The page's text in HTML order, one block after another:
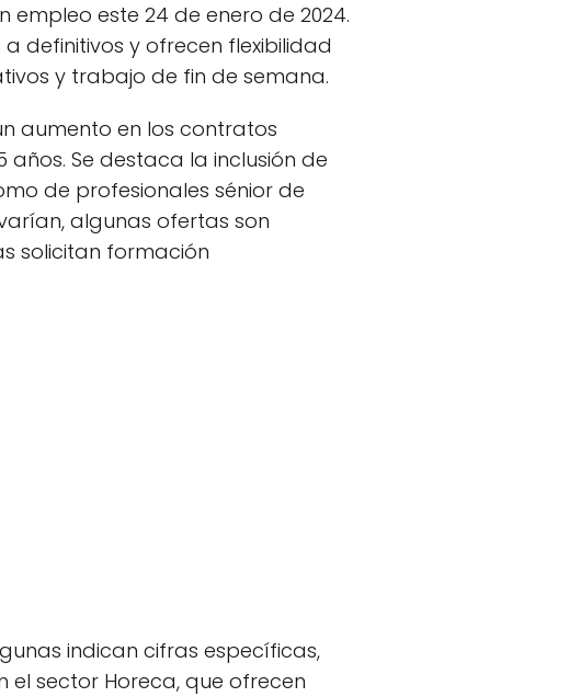
este 24 de enero de 2024.
definitivos y ofrecen flexibilidad
y trabajo de fin de semana.
aumento en los contratos
Se destaca la inclusión de
de profesionales sénior de
algunas ofertas son
solicitan formación
indican cifras específicas,
el sector Horeca, que ofrecen